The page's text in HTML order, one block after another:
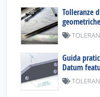
Tolleranze
Guida
Datum